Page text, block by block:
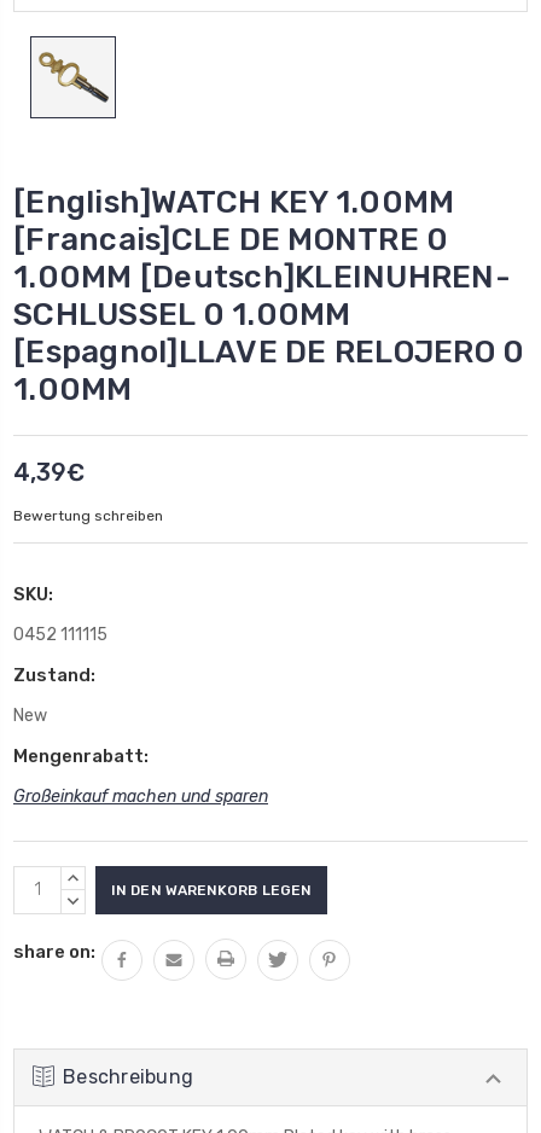
[English]WATCH KEY 1.00MM
[Francais]CLE DE MONTRE 0
1.00MM [Deutsch]KLEINUHREN-
SCHLUSSEL 0 1.00MM
[Espagnol]LLAVE DE RELOJERO 0
1.00MM
4,39€
Bewertung schreiben
SKU:
0452 111115
Zustand:
New
Mengenrabatt:
Großeinkauf machen und sparen
Aktueller
Lagerbestand:
MENGE
VON
ERHÖHEN
MENGE
UNDEFINED
VERRINGERN
share on:
Beschreibung